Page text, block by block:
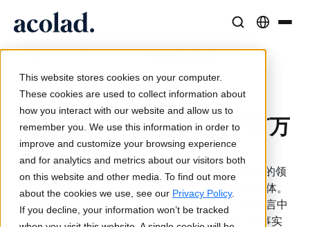
This website stores cookies on your computer.
These cookies are used to collect information about
how you interact with our website and allow us to
remember you. We use this information in order to
improve and customize your browsing experience
and for analytics and metrics about our visitors both
on this website and other media. To find out more
about the cookies we use, see our Privacy Policy.
If you decline, your information won’t be tracked
翻译
AI 速度，人类精度
口译服务
随时随地无缝沟通
媒体与娱乐
Lia Translate
即时品牌一致翻译
连接能力
简化的工作流集成
AI 同声传译
成功案例
来自客户的真实成果
文章
专家对全球内容的见解
电子书
关于 Acolad
可持续发展
合作伙伴
2023 年 2 月 5 日更新
图形设计本地化：胜过千言万
语
图形适调本就是一种专业，也是 Acolad 技有专长的领
域之一，特别是对于具有高附加美学价值的印刷媒体。
您可能认为，针对国外市场调整布局就像将一种语言中
的单词替换为另一种语言中的单词那么简单。但事实